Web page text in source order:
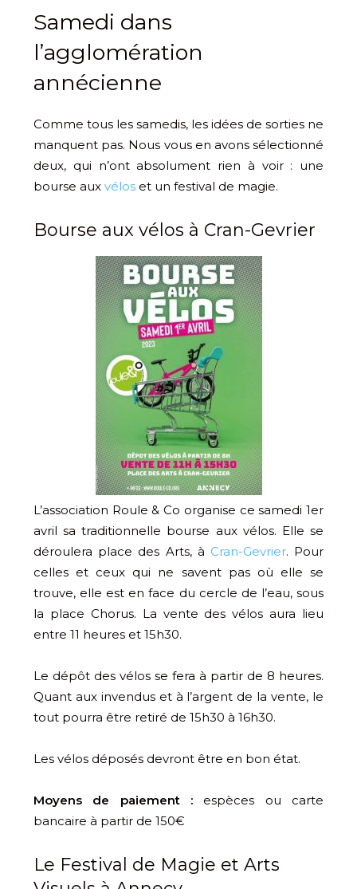
Samedi dans
l’agglomération
annécienne
Comme tous les samedis, les idées de sorties ne
manquent pas. Nous vous en avons sélectionné
deux, qui n’ont absolument rien à voir : une
bourse aux vélos et un festival de magie.
Bourse aux vélos à Cran-Gevrier
L’association Roule & Co organise ce samedi 1er
avril sa traditionnelle bourse aux vélos. Elle se
déroulera place des Arts, à Cran-Gevrier. Pour
celles et ceux qui ne savent pas où elle se
trouve, elle est en face du cercle de l’eau, sous
la place Chorus. La vente des vélos aura lieu
entre 11 heures et 15h30.
Le dépôt des vélos se fera à partir de 8 heures.
Quant aux invendus et à l’argent de la vente, le
tout pourra être retiré de 15h30 à 16h30.
Les vélos déposés devront être en bon état.
Moyens de paiement : espèces ou carte
bancaire à partir de 150€
Le Festival de Magie et Arts